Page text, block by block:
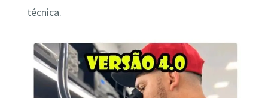
técnica.